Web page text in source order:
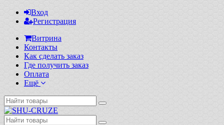
Вход
Регистрация
Витрина
Контакты
Как сделать заказ
Где получить заказ
Оплата
Ещё